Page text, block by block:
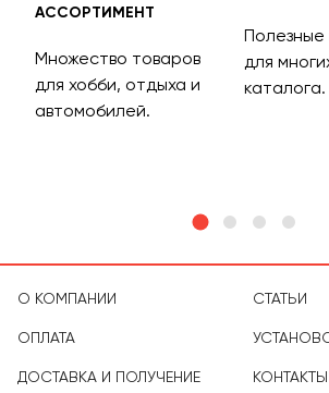
АССОРТИМЕНТ
Множество товаров
для хобби, отдыха и
автомобилей.
для
каталога.
О КОМПАНИИ
ОПЛАТА
ДОСТАВКА И ПОЛУЧЕНИЕ
СТАТЬИ
КОНТАКТЫ